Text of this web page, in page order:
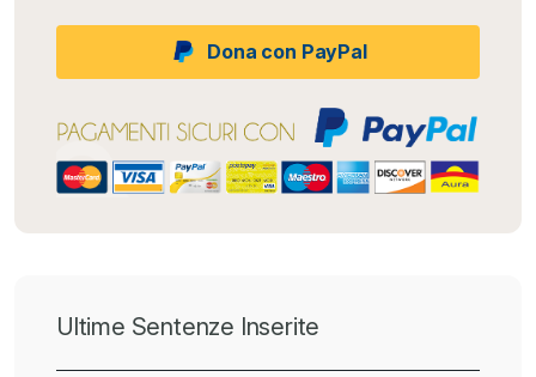
Dona con PayPal
Ultime Sentenze Inserite